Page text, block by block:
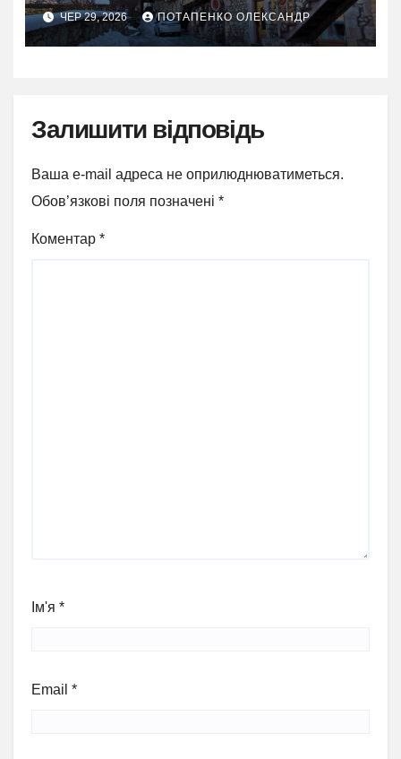
ЧЕР 29, 2026 ПОТАПЕНКО ОЛЕКСАНДР
Залишити відповідь
Ваша e-mail адреса не оприлюднюватиметься.
Обов’язкові поля позначені *
Коментар *
Ім'я *
Email *